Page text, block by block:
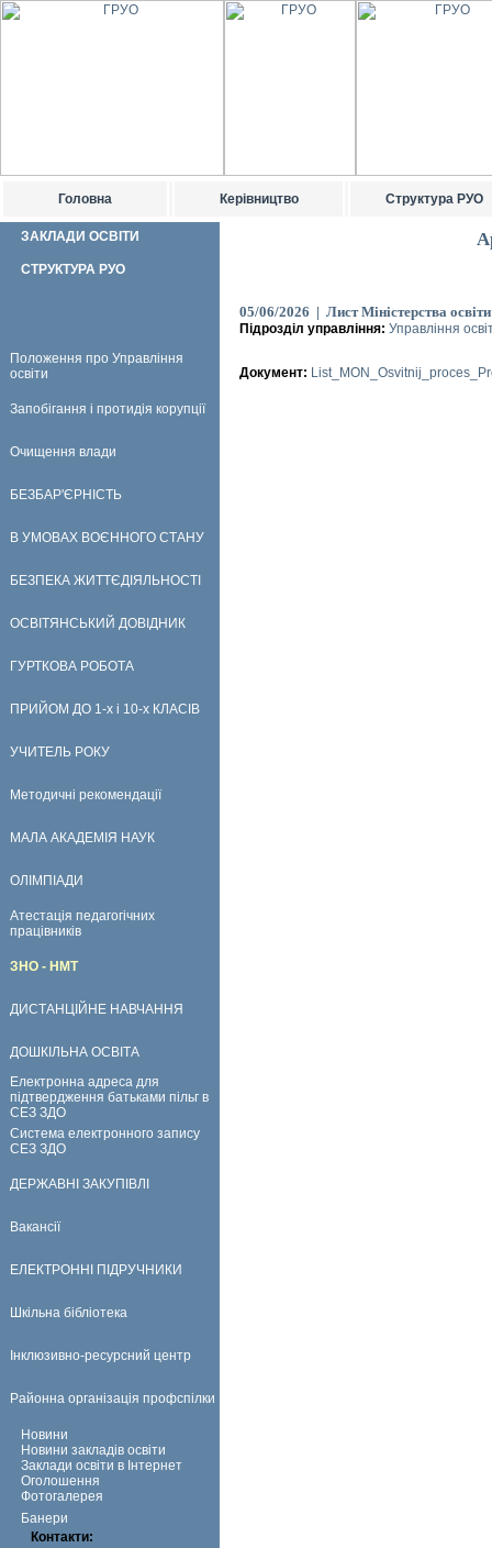
Головна Керівництво Структура РУО
ЗАКЛАДИ ОСВІТИ
СТРУКТУРА РУО
Положення про Управління
освіти
Запобігання і протидія корупції
Очищення влади
БЕЗБАР'ЄРНІСТЬ
В УМОВАХ ВОЄННОГО СТАНУ
БЕЗПЕКА ЖИТТЄДІЯЛЬНОСТІ
ОСВІТЯНСЬКИЙ ДОВІДНИК
ГУРТКОВА РОБОТА
ПРИЙОМ ДО 1-х і 10-х КЛАСІВ
УЧИТЕЛЬ РОКУ
Методичні рекомендації
МАЛА АКАДЕМІЯ НАУК
ОЛІМПІАДИ
Атестація педагогічних
працівників
ЗНО - НМТ
ДИСТАНЦІЙНЕ НАВЧАННЯ
ДОШКІЛЬНА ОСВІТА
Електронна адреса для
підтвердження батьками пільг в
СЕЗ ЗДО
Система електронного запису
СЕЗ ЗДО
ДЕРЖАВНІ ЗАКУПІВЛІ
Вакансії
ЕЛЕКТРОННІ ПІДРУЧНИКИ
Шкільна бібліотека
Інклюзивно-ресурсний центр
Районна організація профспілки
Новини
Новини закладів освіти
Заклади освіти в Інтернет
Оголошення
Фотогалерея
Банери
Контакти:
05/06/2026 | Лист Міністерства
Підрозділ управління: Управління
Документ: